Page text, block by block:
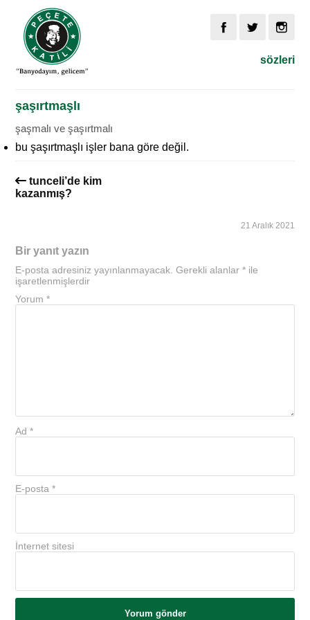
sözleri
şaşırtmaşlı
şaşmalı ve şaşırtmalı
bu şaşırtmaşlı işler bana göre değil.
tunceli’de kim
kazanmış?
21 Aralık 2021
Bir yanıt yazın
E-posta adresiniz yayınlanmayacak. Gerekli alanlar* ile
işaretlenmişlerdir
Yorum*
Ad*
E-posta*
İnternet sitesi